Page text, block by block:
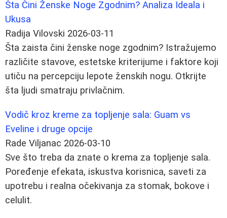
Šta Čini Ženske Noge Zgodnim? Analiza Ideala i
Ukusa
Radija Vilovski 2026-03-11
Šta zaista čini ženske noge zgodnim? Istražujemo
različite stavove, estetske kriterijume i faktore koji
utiču na percepciju lepote ženskih nogu. Otkrijte
šta ljudi smatraju privlačnim.
Vodič kroz kreme za topljenje sala: Guam vs
Eveline i druge opcije
Rade Viljanac 2026-03-10
Sve što treba da znate o krema za topljenje sala.
Poređenje efekata, iskustva korisnica, saveti za
upotrebu i realna očekivanja za stomak, bokove i
celulit.